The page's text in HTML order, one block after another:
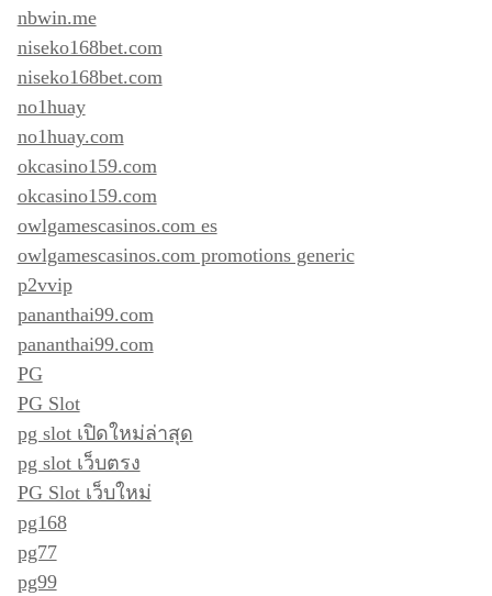
nbwin.me
niseko168bet.com
niseko168bet.com
no1huay
no1huay.com
okcasino159.com
okcasino159.com
owlgamescasinos.com es
owlgamescasinos.com promotions generic
p2vvip
pananthai99.com
pananthai99.com
PG
PG Slot
pg slot เปิดใหม่ล่าสุด
pg slot เว็บตรง
PG Slot เว็บใหม่
pg168
pg77
pg99